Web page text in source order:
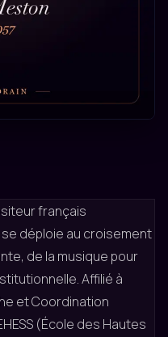
français
déploie au croisement
de la musique pour
Affilié à
et Coordination
(École des Hautes